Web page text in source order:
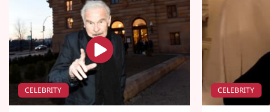
CELEBRITY CELEBRITY